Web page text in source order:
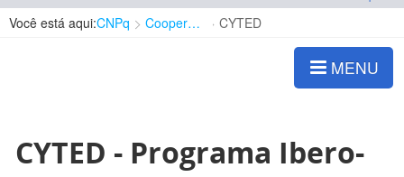
Você está aqui:CNPq Cooperação Internacional CYTED
MENU
CYTED - Programa Ibero-